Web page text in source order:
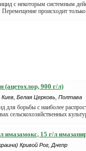
с некоторым системным
происходит
(ацетохлор, 900 г/л)
Киев, Белая Церковь, Полтава
для борьбы с наиболее
сельскохозяйственных
имазамокс, 15 г/л
Кривой Рог, Днепр